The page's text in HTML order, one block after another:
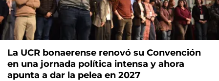
La UCR bonaerense renovó su Convención
en una jornada política intensa y ahora
apunta a dar la pelea en 2027